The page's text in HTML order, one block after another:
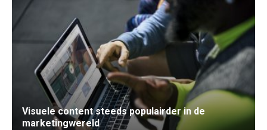
Visuele content steeds populairder in de
marketingwereld